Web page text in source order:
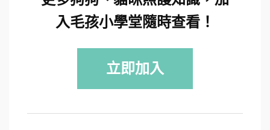
入毛孩小學堂隨時查看！
立即加入